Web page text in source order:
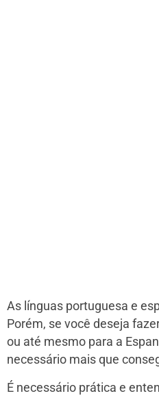
As línguas portuguesa e
Porém, se você deseja
ou até mesmo para a
necessário mais que
É necessário prática e